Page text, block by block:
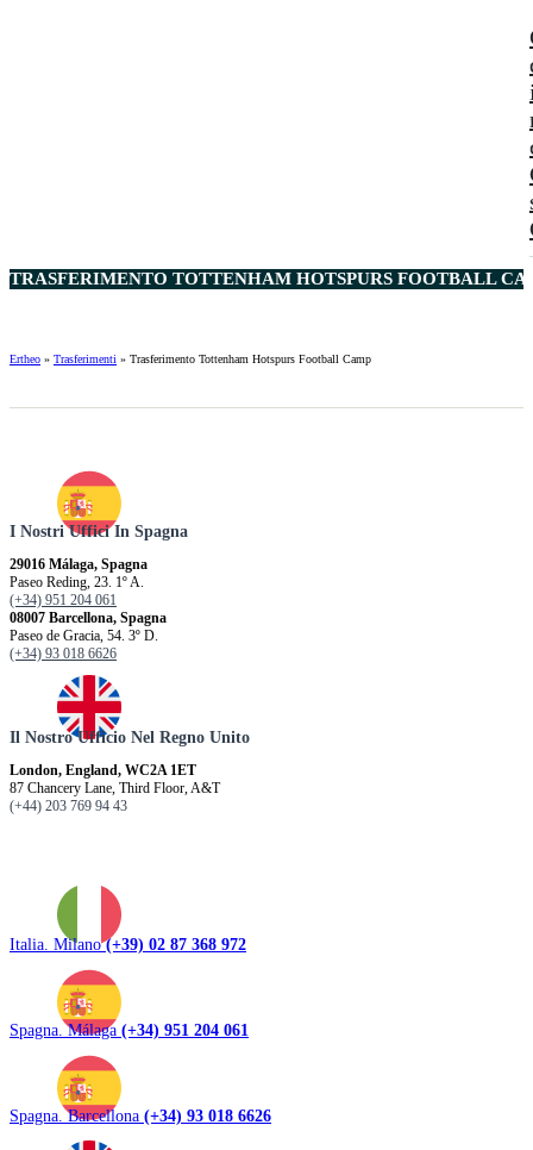
TRASFERIMENTO TOTTENHAM HOTSPURS FOOTBALL
Ertheo » Trasferimenti » Trasferimento Tottenham Hotspurs Football Camp
I Nostri Uffici In Spagna
29016 Málaga, Spagna
Paseo Reding, 23. 1º A.
(+34) 951 204 061
08007 Barcellona, ​​Spagna
Paseo de Gracia, 54. 3º D.
(+34) 93 018 6626
Il Nostro Ufficio Nel Regno Unito
London, England, WC2A 1ET
87 Chancery Lane, Third Floor, A&T
(+44) 203 769 94 43
Italia. Milano(+39) 02 87 368 972
Spagna. Málaga (+34) 951 204 061
Spagna. Barcellona (+34) 93 018 6626